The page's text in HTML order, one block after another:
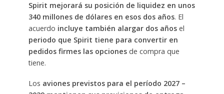
Spirit mejorará su posición de liquidez en unos
340 millones de dólares en esos dos años. El
acuerdo incluye también alargar dos añosel
periodo que Spirit tiene para convertir en
pedidos firmes las opcionesde compra que
tiene.
Los aviones previstos para el período 2027 –